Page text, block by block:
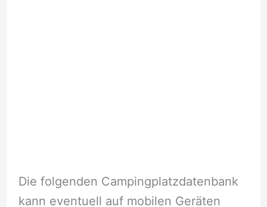
Die folgenden Campingplatzdatenbank
kann eventuell auf mobilen Geräten